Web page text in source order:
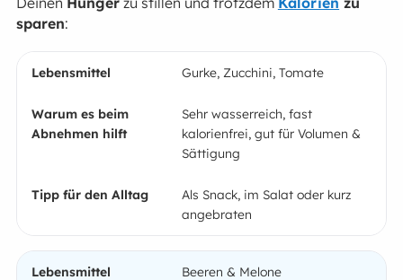
sparen:
Gurke, Zucchini, Tomate
Sehr wasserreich, fast
kalorienfrei, gut für Volumen &
Sättigung
Als Snack, im Salat oder kurz
angebraten
Beeren & Melone